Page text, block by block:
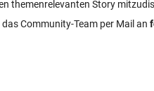
themenrelevanten Story
Community-Team per Mail an